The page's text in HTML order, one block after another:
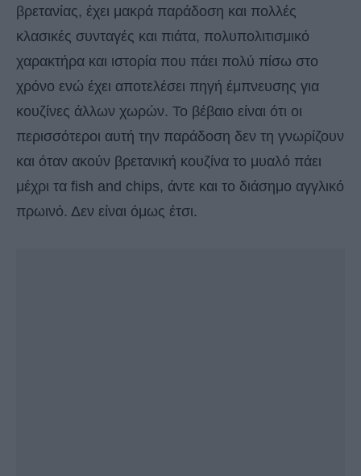
βρετανίας, έχει μακρά παράδοση και πολλές
κλασικές συνταγές και πιάτα, πολυπολιτισμικό
χαρακτήρα και ιστορία που πάει πολύ πίσω στο
χρόνο ενώ έχει αποτελέσει πηγή έμπνευσης για
κουζίνες άλλων χωρών. Το βέβαιο είναι ότι οι
περισσότεροι αυτή την παράδοση δεν τη γνωρίζουν
και όταν ακούν βρετανική κουζίνα το μυαλό πάει
μέχρι τα fish and chips, άντε και το διάσημο αγγλικό
πρωινό. Δεν είναι όμως έτσι.